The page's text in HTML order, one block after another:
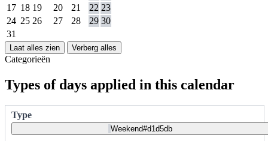
17 18 19 20 21 22 23
24 25 26 27 28 29 30
31
Laat alles zien Verberg alles
Categorieën
Types of days applied in this calendar
Type
Special days
Description
Weekend#d1d5db